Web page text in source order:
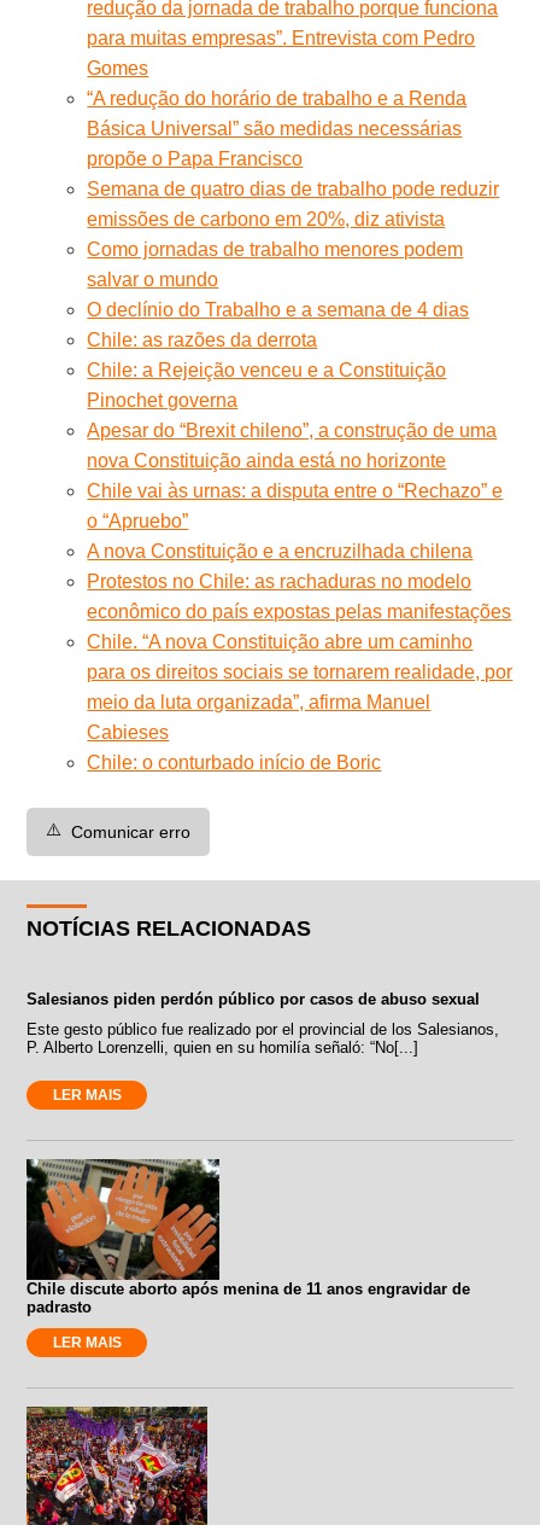
redução da jornada de trabalho porque funciona
para muitas empresas”. Entrevista com Pedro
Gomes
“A redução do horário de trabalho e a Renda
Básica Universal” são medidas necessárias
propõe o Papa Francisco
Semana de quatro dias de trabalho pode reduzir
emissões de carbono em 20%, diz ativista
Como jornadas de trabalho menores podem
salvar o mundo
O declínio do Trabalho e a semana de 4 dias
Chile: as razões da derrota
Chile: a Rejeição venceu e a Constituição
Pinochet governa
Apesar do “Brexit chileno”, a construção de uma
nova Constituição ainda está no horizonte
Chile vai às urnas: a disputa entre o “Rechazo” e
o “Apruebo”
A nova Constituição e a encruzilhada chilena
Protestos no Chile: as rachaduras no modelo
econômico do país expostas pelas manifestações
Chile. “A nova Constituição abre um caminho
para os direitos sociais se tornarem realidade, por
meio da luta organizada”, afirma Manuel
Cabieses
Chile: o conturbado início de Boric
⚠️ Comunicar erro
NOTÍCIAS RELACIONADAS
Salesianos piden perdón público por casos de abuso sexual
Este gesto público fue realizado por el provincial de los Salesianos,
P. Alberto Lorenzelli, quien en su homilía señaló: “No[...]
LER MAIS
Chile discute aborto após menina de 11 anos engravidar de
padrasto
LER MAIS